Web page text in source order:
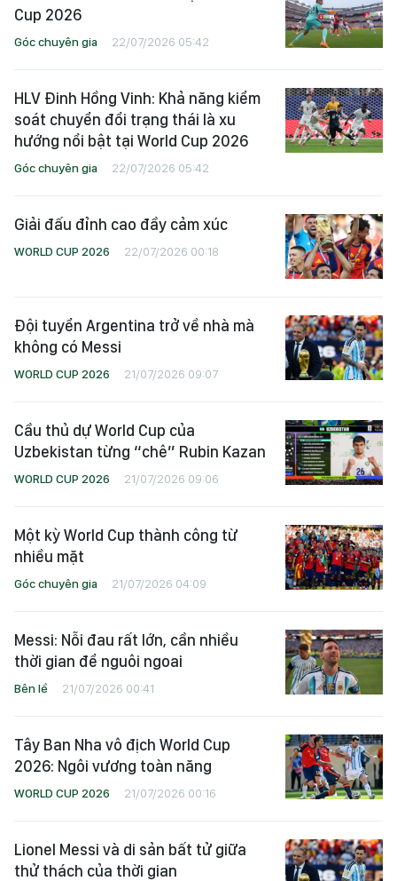
Cup 2026
Góc chuyên gia 22/07/2026 05:42
HLV Đinh Hồng Vinh: Khả năng kiểm
soát chuyển đổi trạng thái là xu
hướng nổi bật tại World Cup 2026
Góc chuyên gia 22/07/2026 05:42
Giải đấu đỉnh cao đầy cảm xúc
WORLD CUP 2026 22/07/2026 00:18
Đội tuyển Argentina trở về nhà mà
không có Messi
WORLD CUP 2026 21/07/2026 09:07
Cầu thủ dự World Cup của
Uzbekistan từng “chê” Rubin Kazan
WORLD CUP 2026 21/07/2026 09:06
Một kỳ World Cup thành công từ
nhiều mặt
Góc chuyên gia 21/07/2026 04:09
Messi: Nỗi đau rất lớn, cần nhiều
thời gian để nguôi ngoai
Bên lề 21/07/2026 00:41
Tây Ban Nha vô địch World Cup
2026: Ngôi vương toàn năng
WORLD CUP 2026 21/07/2026 00:16
Lionel Messi và di sản bất tử giữa
thử thách của thời gian